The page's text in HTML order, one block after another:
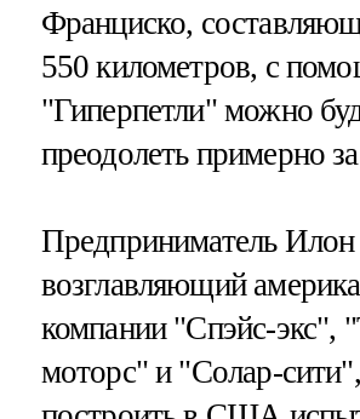
Франциско,
550 километров, с
"Гиперпетли" можно
преодолеть примерно
Предприниматель
возглавляющий
компании "Спэйс-экс",
моторс" и "Солар-